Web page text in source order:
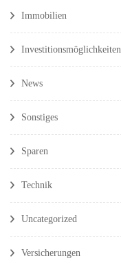
Immobilien
Investitionsmöglichkeiten
News
Sonstiges
Sparen
Technik
Uncategorized
Versicherungen